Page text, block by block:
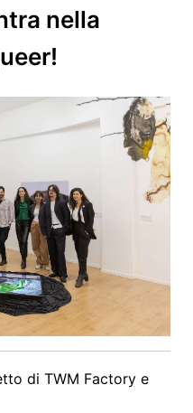
nella
di TWM Factory e